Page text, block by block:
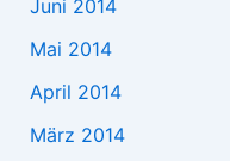
Juni 2014
Mai 2014
April 2014
März 2014